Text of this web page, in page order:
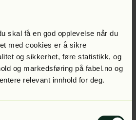
skal få en god opplevelse når du
med cookies er å sikre
og sikkerhet, føre statistikk, og
og markedsføring på fabel.no og
relevant innhold for deg.